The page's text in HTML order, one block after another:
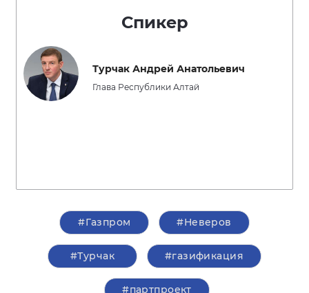
Спикер
Турчак Андрей Анатольевич
Глава Республики Алтай
#Газпром #Неверов
#Турчак #газификация
#партпроект